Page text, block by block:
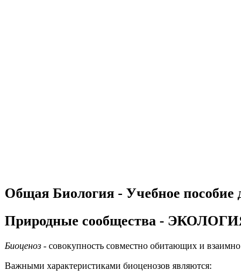
Общая Биология - Учебное пособие
Природные сообщества -
Биоценоз - совокупность совместно обитающих и
Важными характеристиками биоценозов являются: